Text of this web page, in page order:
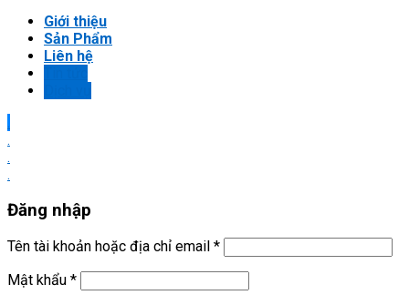
Giới thiệu
Sản Phẩm
Liên hệ
.
.
.
.
Đăng nhập
Tên tài khoản hoặc địa chỉ email *
Mật khẩu *